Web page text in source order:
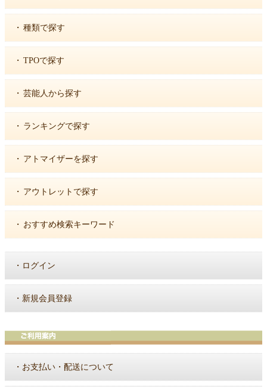
・ 種類で探す
・ TPOで探す
・ 芸能人から探す
・ ランキングで探す
・ アトマイザーを探す
・ アウトレットで探す
・ おすすめ検索キーワード
・ ログイン
・ 新規会員登録
・ お支払い・配送について